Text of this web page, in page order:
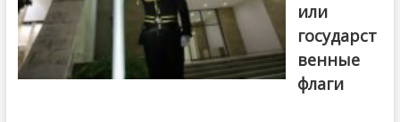
или
государст
венные
флаги